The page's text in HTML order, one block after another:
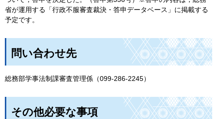
省が運用する「行政不服審査裁決・答申データベース」に掲載する
予定です。
問い合わせ先
総務部学事法制課審査管理係（099-286-2245）
その他必要な事項